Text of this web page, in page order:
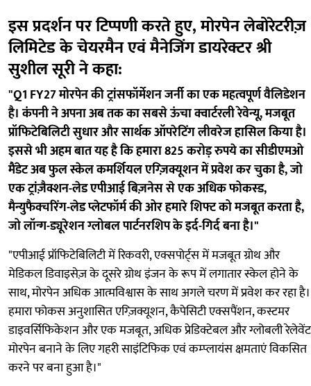
इस प्रदर्शन पर टिप्पणी करते हुए, मोरपेन लेबोरेटरीज़
लिमिटेड के चेयरमैन एवं मैनेजिंग डायरेक्टर श्री
सुशील सूरी ने कहा:
"Q1 FY27 मोरपेन की ट्रांसफॉर्मेशन जर्नी का एक महत्वपूर्ण वैलिडेशन
है। कंपनी ने अपना अब तक का सबसे ऊंचा क्वार्टरली रेवेन्यू, मजबूत
प्रॉफिटेबिलिटी सुधार और सार्थक ऑपरेटिंग लीवरेज हासिल किया है।
इससे भी अहम बात यह है कि हमारा 825 करोड़ रुपये का सीडीएमओ
मैंडेट अब फुल स्केल कमर्शियल एग्ज़िक्यूशन में प्रवेश कर चुका है, जो
एक ट्रांज़ैक्शन-लेड एपीआई बिज़नेस से एक अधिक फोकस्ड,
मैन्युफैक्चरिंग-लेड प्लेटफॉर्म की ओर हमारे शिफ्ट को मजबूत करता है,
जो लॉन्ग-ड्यूरेशन ग्लोबल पार्टनरशिप के इर्द-गिर्द बना है।"
"एपीआई प्रॉफिटेबिलिटी में रिकवरी, एक्सपोर्ट्स में मजबूत ग्रोथ और
मेडिकल डिवाइसेज़ के दूसरे ग्रोथ इंजन के रूप में लगातार स्केल होने के
साथ, मोरपेन अधिक आत्मविश्वास के साथ अगले चरण में प्रवेश कर रहा है।
हमारा फोकस अनुशासित एग्ज़िक्यूशन, कैपेसिटी एक्सपैंशन, कस्टमर
डाइवर्सिफिकेशन और एक मजबूत, अधिक प्रेडिक्टेबल और ग्लोबली रेलेवेंट
मोरपेन बनाने के लिए गहरी साइंटिफिक एवं कम्प्लायंस क्षमताएं विकसित
करने पर बना हुआ है।"